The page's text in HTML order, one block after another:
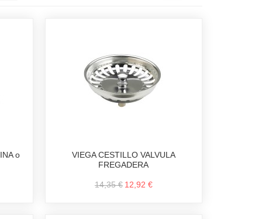
o
VIEGA CESTILLO VALVULA
FREGADERA
14,35 € 12,92 €